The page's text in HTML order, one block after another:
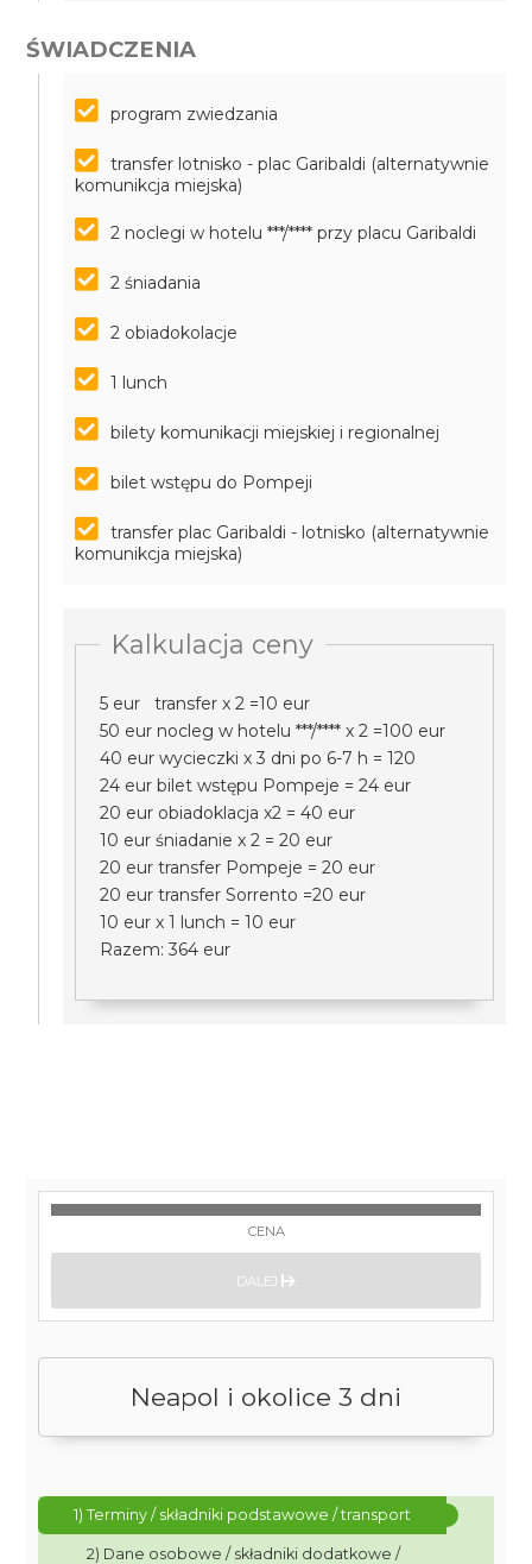
ŚWIADCZENIA
program zwiedzania
transfer lotnisko - plac Garibaldi (alternatywnie
komunikcja miejska)
2 noclegi w hotelu ***/**** przy placu Garibaldi
2 śniadania
2 obiadokolacje
1 lunch
bilety komunikacji miejskiej i regionalnej
bilet wstępu do Pompeji
transfer plac Garibaldi - lotnisko (alternatywnie
komunikcja miejska)
Kalkulacja ceny
5 eur transfer x 2 =10 eur
50 eur nocleg w hotelu ***/**** x 2 =100 eur
40 eur wycieczki x 3 dni po 6-7 h = 120
24 eur bilet wstępu Pompeje = 24 eur
20 eur obiadoklacja x2 = 40 eur
10 eur śniadanie x 2 = 20 eur
20 eur transfer Pompeje = 20 eur
20 eur transfer Sorrento =20 eur
10 eur x 1 lunch = 10 eur
Razem: 364 eur
Neapol i okolice 3 dni
1) Terminy / składniki podstawowe / transport
2) Dane osobowe / składniki dodatkowe /
CENA
DALEJ